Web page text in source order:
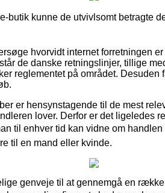
butik kunne de utvivlsomt betragte
hvorvidt internet forretningen
de danske retningslinjer, tillige
reglementet på området. Desuden
er hensynstagende til de mest
lover. Derfor er det ligeledes
til enhver tid kan vidne om handlen
til en mand eller kvinde.
genveje til at gennemgå en